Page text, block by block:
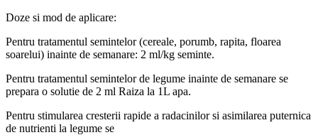
Doze si mod de aplicare:
Pentru tratamentul semintelor (cereale, porumb, rapita, floarea
soarelui) inainte de semanare: 2 ml/kg seminte.
Pentru tratamentul semintelor de legume inainte de semanare se
prepara o solutie de 2 ml Raiza la 1L apa.
Pentru stimularea cresterii rapide a radacinilor si asimilarea puternica
de nutrienti la legume se